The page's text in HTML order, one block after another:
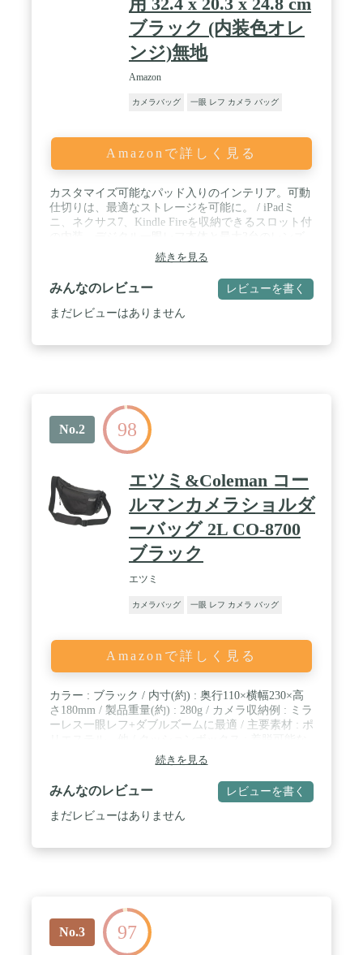
ブラック (内装色オレ
ンジ)無地
Amazon
カメラバッグ 一眼 レフ カメラ バッグ
Amazonで詳しく見る
カスタマイズ可能なパッド入りのインテリア。可動
仕切りは、最適なストレージを可能に。 / iPadミ
ニ、ネクサス7、Kindle Fireを収納できるスロット付
を収納できる。 / 商品サイズ: 外寸32.4 x 20.3 x 24.8
cm、内寸:約25.4cm x 12.7cm x 17.8cm 、重さ:約
811.93 g / この商品は、Amazonフラストレーション
フリーパッケージ (FFP)で発送されます。 生産国:
中国
続きを見る
みんなのレビュー レビューを書く
まだレビューはありません
No.2 98
エツミ&Coleman コー
ルマンカメラショルダ
ーバッグ 2L CO-8700
ブラック
エツミ
カメラバッグ 一眼 レフ カメラ バッグ
Amazonで詳しく見る
カラー : ブラック / 内寸(約) : 奥行110×横幅230×高
さ180mm / 製品重量(約) : 280g / カメラ収納例 : ミラ
ーレス一眼レフ+ダブルズームに最適 / 主要素材 : ポ
クッションボックスを採用。普段使いにも便利で
す。 / サイドアジャストジッパー : ジッパーを引き
上げると、横に広がって容量アップ。 / フロントポ
ケット : アクセサリーや小物類を効率良く収納。 /
クッションパッド : 3Dメッシュ採用で柔らかく、通
続きを見る
みんなのレビュー レビューを書く
まだレビューはありません
No.3 97